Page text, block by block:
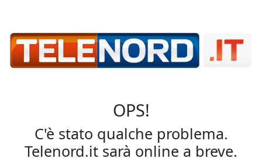
OPS!
C'è stato qualche problema.
Telenord.it sarà online a breve.